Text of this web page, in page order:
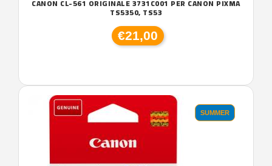
CANON CL-561 ORIGINALE 3731C001 PER CANON PIXMA
TS5350, TS53
€21,00
SUMMER